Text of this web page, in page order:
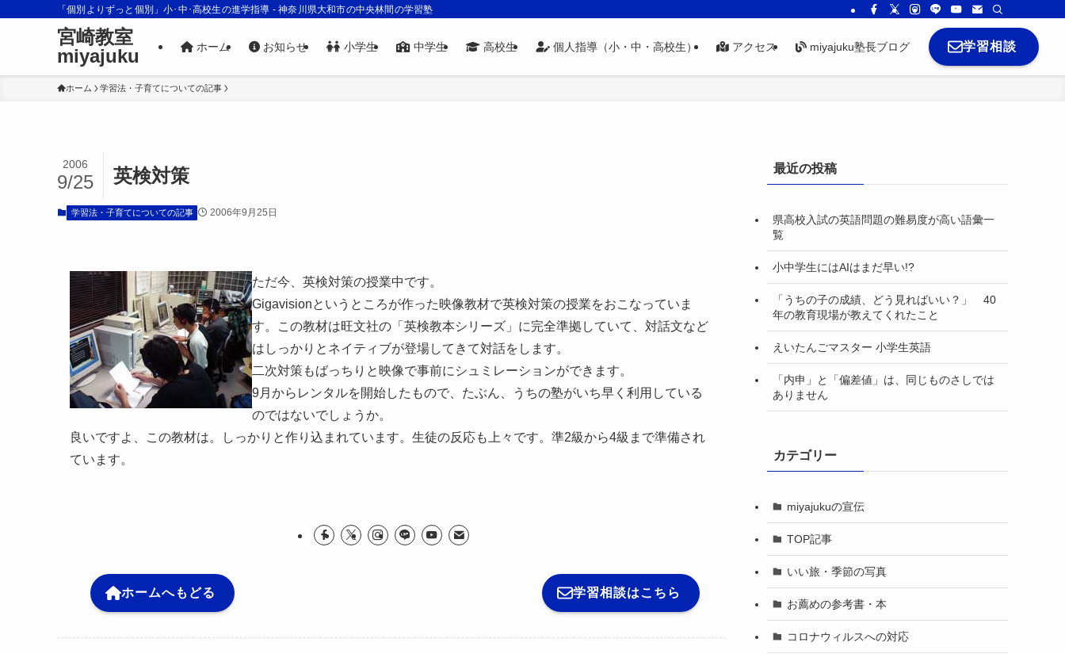
「個別よりずっと個別」小･中･高校生の進学指導 - 神奈川県大和市の中央林間の学習塾
宮崎教室
miyajuku
ホーム お知らせ 小学生 中学生 高校生 個人指導（小・中・高校生） アクセス miyajuku塾長ブログ 学習相談
ホーム 学習法・子育てについての記事
英検対策
2006
9/25
学習法・子育てについての記事 2006年9月25日
ただ今、英検対策の授業中です。
Gigavisionというところが作った映像教材で英検対策の授業をおこなっていま
す。この教材は旺文社の「英検教本シリーズ」に完全準拠していて、対話文など
はしっかりとネイティブが登場してきて対話をします。
二次対策もばっちりと映像で事前にシュミレーションができます。
9月からレンタルを開始したもので、たぶん、うちの塾がいち早く利用している
のではないでしょうか。
良いですよ、この教材は。しっかりと作り込まれています。生徒の反応も上々です。準2級から4級まで準備され
ています。
ホームへもどる 学習相談はこちら
最近の投稿
県高校入試の英語問題の難易度が高い語彙一
覧
小中学生にはAIはまだ早い!?
「うちの子の成績、どう見ればいい？」 40
年の教育現場が教えてくれたこと
えいたんごマスター 小学生英語
「内申」と「偏差値」は、同じものさしでは
ありません
カテゴリー
miyajukuの宣伝
TOP記事
いい旅・季節の写真
お薦めの参考書・本
コロナウィルスへの対応